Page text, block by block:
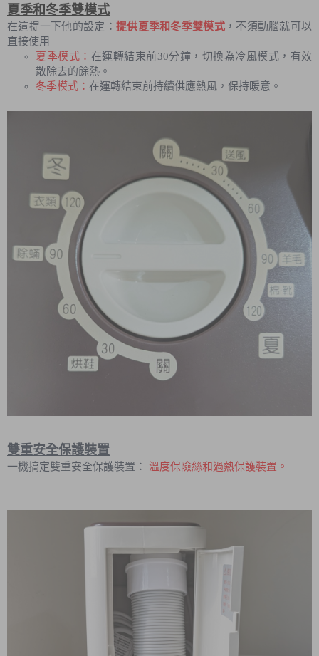
夏季和冬季雙模式
在這提一下他的設定： 提供夏季和冬季雙模式，不須動腦就可以
直接使用
夏季模式： 在運轉結束前30分鐘，切換為冷風模式，有效
散除去的餘熱。
冬季模式： 在運轉結束前持續供應熱風，保持暖意。
雙重安全保護裝置
一機搞定雙重安全保護裝置： 溫度保險絲和過熱保護裝置。